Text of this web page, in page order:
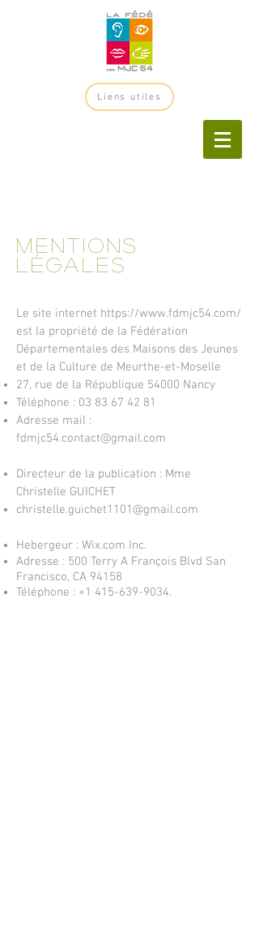
Liens utiles
Mentions
légales
Le site internet https://www.fdmjc54.com/
est la propriété de la Fédération
Départementales des Maisons des Jeunes
et de la Culture de Meurthe-et-Moselle
27, rue de la République 54000 Nancy
Téléphone : 03 83 67 42 81
Adresse mail :
fdmjc54.contact@gmail.com
Directeur de la publication : Mme
Christelle GUICHET
christelle.guichet1101@gmail.com
Hebergeur : Wix.com Inc.
Adresse : 500 Terry A François Blvd San
Francisco, CA 94158
Téléphone : +1 415-639-9034.